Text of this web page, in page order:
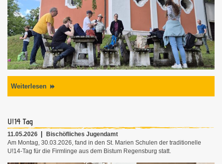
Weiterlesen
U!14 Tag
11.05.2026
Bischöfliches Jugendamt
Am Montag, 30.03.2026, fand in den St. Marien Schulen der traditionelle
U!14-Tag für die Firmlinge aus dem Bistum Regensburg statt.